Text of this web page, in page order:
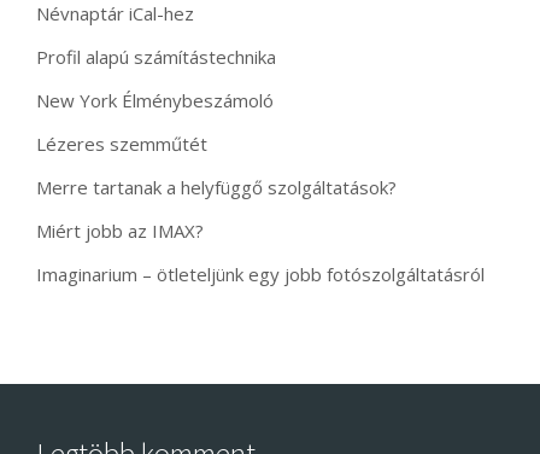
Névnaptár iCal-hez
Profil alapú számítástechnika
New York Élménybeszámoló
Lézeres szemműtét
Merre tartanak a helyfüggő szolgáltatások?
Miért jobb az IMAX?
Imaginarium – ötleteljünk egy jobb fotószolgáltatásról